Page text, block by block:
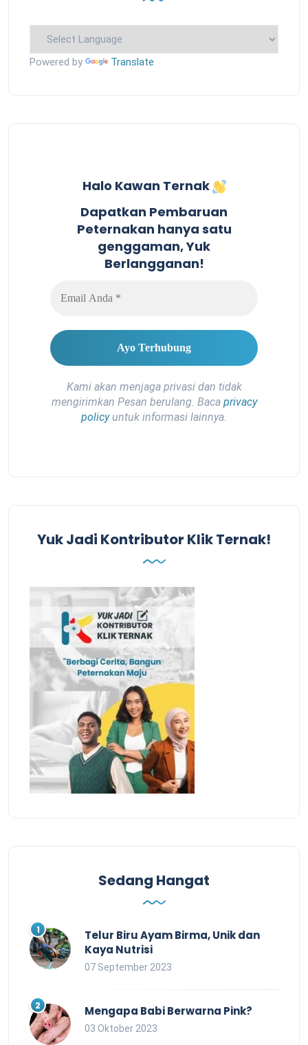
Powered by Translate
Halo Kawan Ternak
Dapatkan Pembaruan
Peternakan hanya satu
genggaman, Yuk
Berlangganan!
Kami akan menjaga privasi dan tidak
mengirimkan Pesan berulang. Baca privacy
policyuntuk informasi lainnya.
Yuk Jadi Kontributor Klik Ternak!
Sedang Hangat
Telur Biru Ayam Birma, Unik dan
Kaya Nutrisi
07 September 2023
Mengapa Babi Berwarna Pink?
03 Oktober 2023